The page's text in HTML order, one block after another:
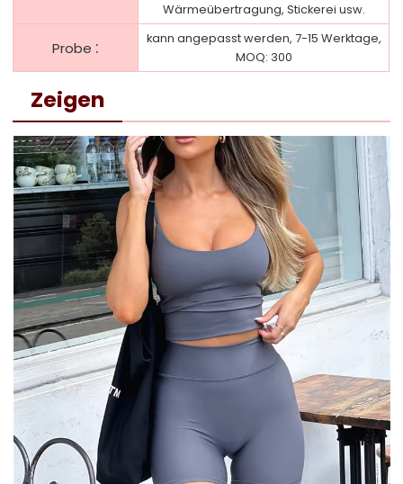
Wärmeübertragung, Stickerei usw.
Probe :
kann angepasst werden, 7-15 Werktage,
MOQ: 300
Zeigen